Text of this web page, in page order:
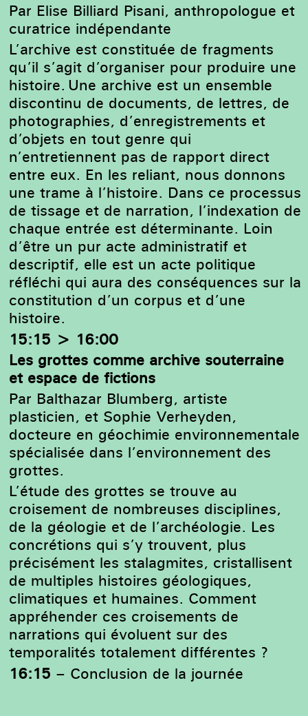
Par Elise Billiard Pisani, anthropologue et
curatrice indépendante
L’archive est constituée de fragments
qu’il s’agit d’organiser pour produire une
histoire. Une archive est un ensemble
discontinu de documents, de lettres, de
photographies, d’enregistrements et
d’objets en tout genre qui
n’entretiennent pas de rapport direct
entre eux. En les reliant, nous donnons
une trame à l’histoire. Dans ce processus
de tissage et de narration, l’indexation de
chaque entrée est déterminante. Loin
d’être un pur acte administratif et
descriptif, elle est un acte politique
réfléchi qui aura des conséquences sur la
constitution d’un corpus et d’une
histoire.
15:15 > 16:00
Les grottes comme archive souterraine
et espace de fictions
Par Balthazar Blumberg, artiste
plasticien, et Sophie Verheyden,
docteure en géochimie environnementale
spécialisée dans l’environnement des
grottes.
L’étude des grottes se trouve au
croisement de nombreuses disciplines,
de la géologie et de l’archéologie. Les
concrétions qui s’y trouvent, plus
précisément les stalagmites, cristallisent
de multiples histoires géologiques,
climatiques et humaines. Comment
appréhender ces croisements de
narrations qui évoluent sur des
temporalités totalement différentes ?
16:15 – Conclusion de la journée